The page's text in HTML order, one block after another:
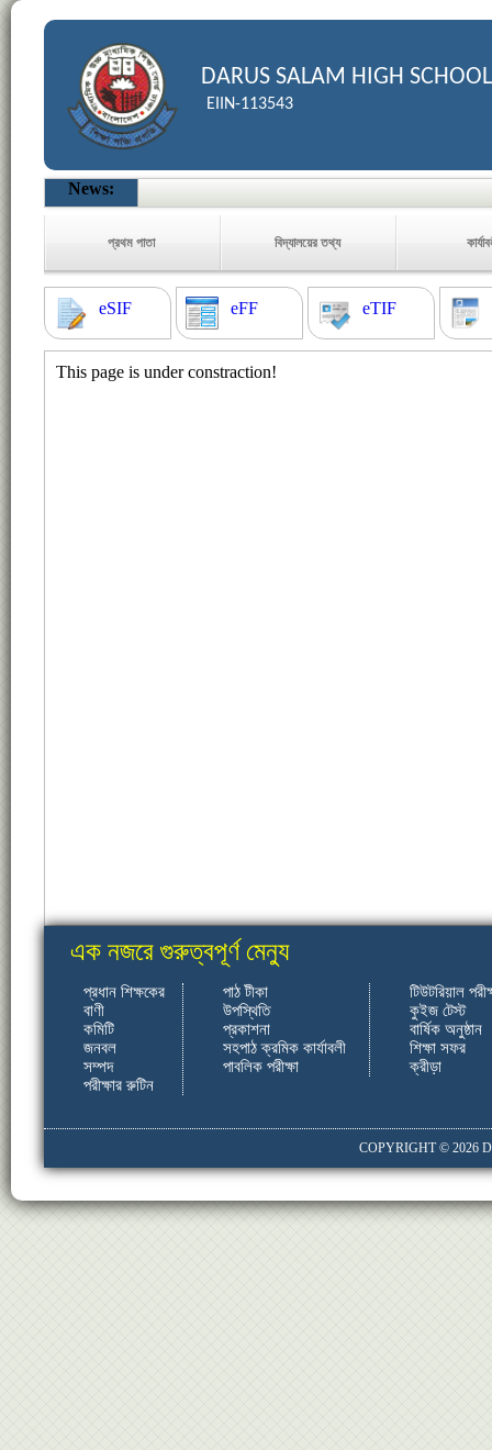
DARUS SALAM HIGH SCHOOL
EIIN-113543
News:
প্রথম পাতা বিদ্যালয়ের তথ্য
eSIF eFF eTIF
This page is under constraction!
এক নজরে গুরুত্বপূর্ণ মেন্যু
প্রধান শিক্ষকের
বাণী
কমিটি
জনবল
সম্পদ
পরীক্ষার রুটিন
পাঠ টীকা
উপস্থিতি
প্রকাশনা
সহপাঠ ক্রমিক কার্যাবলী
পাবলিক পরীক্ষা
টিউটরিয়াল
কুইজ টেস্ট
বার্ষিক অনুষ্ঠান
শিক্ষা সফর
ক্রীড়া
COPYRIGHT © 2026